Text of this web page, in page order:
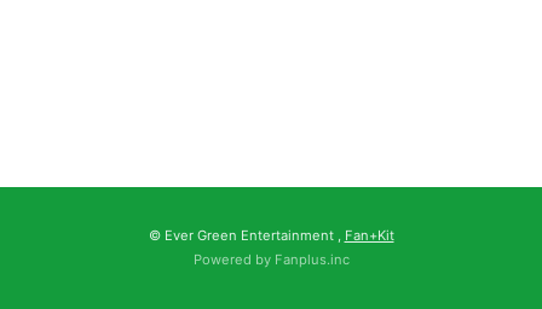
© Ever Green Entertainment , Fan+Kit
Powered by Fanplus.inc